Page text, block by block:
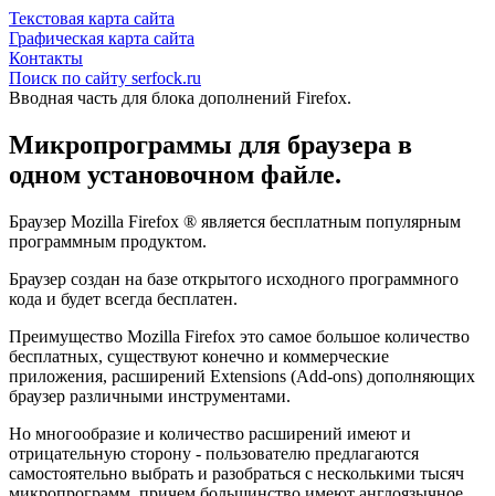
Текстовая карта сайта
Графическая карта сайта
Контакты
Поиск по сайту serfock.ru
Вводная часть для блока дополнений Firefox.
Микропрограммы для браузера в
одном установочном файле.
Браузер Mozilla Firefox ® является бесплатным популярным
программным продуктом.
Браузер создан на базе открытого исходного программного
кода и будет всегда бесплатен.
Преимущество Mozilla Firefox это самое большое количество
бесплатных, существуют конечно и коммерческие
приложения, расширений Extensions (Add-ons) дополняющих
браузер различными инструментами.
Но многообразие и количество расширений имеют и
отрицательную сторону - пользователю предлагаются
самостоятельно выбрать и разобраться с несколькими тысяч